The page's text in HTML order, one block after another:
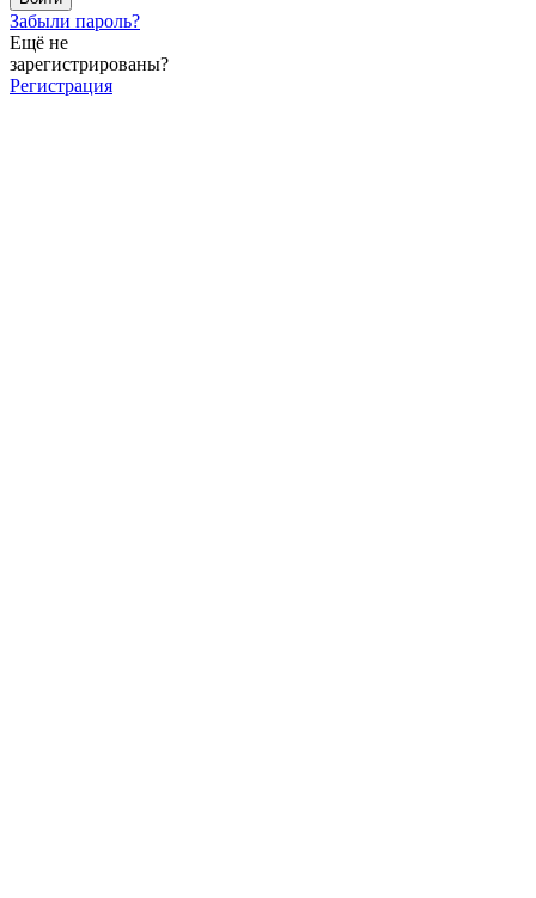
Забыли пароль?
Ещё не
зарегистрированы?
Регистрация